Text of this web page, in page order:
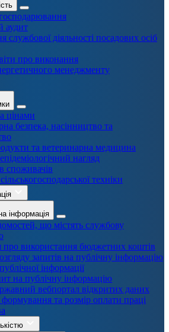
аудит
службової діяльності посадових осіб
про виконання
менеджменту
цінами
безпека, насінництво та
та ветеринарна медицина
нагляд
споживачів
техніки
інформація
що містять службову
про використання бюджетних коштів
запитів на публічну інформацію
інформації
на публічну інформацію
вебпортал відкритих даних
та розмір оплати праці